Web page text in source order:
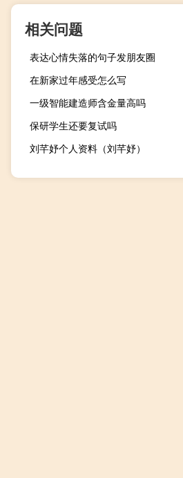
相关问题
表达心情失落的句子发朋友圈
在新家过年感受怎么写
一级智能建造师含金量高吗
保研学生还要复试吗
刘芊妤个人资料（刘芊妤）